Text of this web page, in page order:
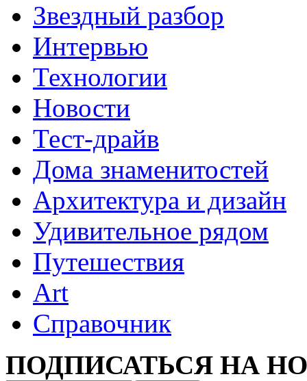
Звездный разбор
Интервью
Технологии
Новости
Тест-драйв
Дома знаменитостей
Архитектура и дизайн
Удивительное рядом
Путешествия
Art
Cправочник
ПОДПИСАТЬСЯ НА